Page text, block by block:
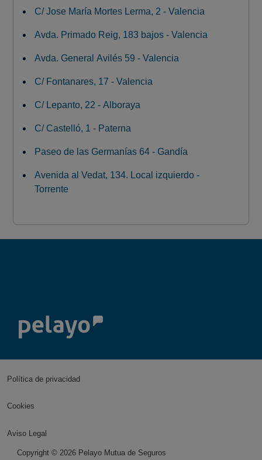
C/ Jose María Mortes Lerma, 2 - Valencia
Avda. Primado Reig, 183 bajos - Valencia
Avda. General Avilés 59 - Valencia
C/ Fontanares, 17 - Valencia
C/ Lepanto, 22 - Alboraya
C/ Castelló, 1 - Paterna
Paseo de las Germanías 64 - Gandía
Avenida al Vedat, 134. Local izquierdo -
Torrente
Política de privacidad
Cookies
Aviso Legal
Copyright © 2026Pelayo Mutua de Seguros